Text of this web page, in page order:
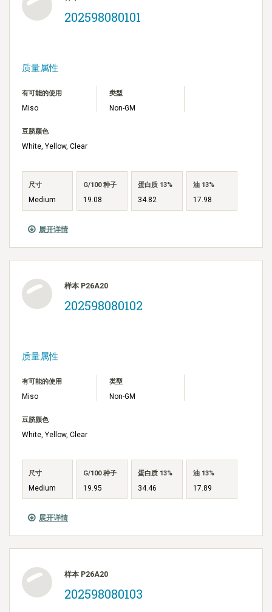
展开详情
202598080101
质量属性
有可能的使用
Miso
类型
Non-GM
豆脐颜色
White, Yellow, Clear
尺寸
Medium
G/100 种子
19.08
蛋白质 13%
34.82
油 13%
17.98
展开详情
样本 P26A20
202598080102
质量属性
有可能的使用
Miso
类型
Non-GM
豆脐颜色
White, Yellow, Clear
尺寸
Medium
G/100 种子
19.95
蛋白质 13%
34.46
油 13%
17.89
样本 P26A20
202598080103